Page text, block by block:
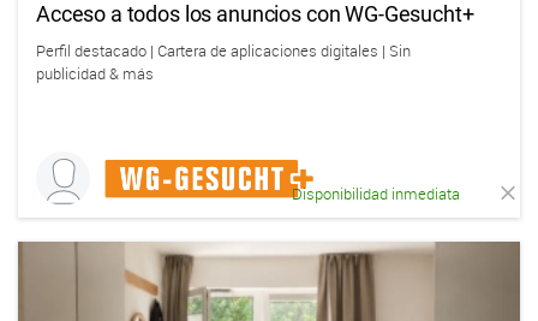
Acceso a todos los anuncios con WG-Gesucht+
Perfil destacado | Cartera de aplicaciones digitales | Sin
publicidad & más
Disponibilidad inmediata